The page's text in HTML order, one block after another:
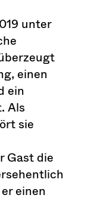
unter
einen
ein
Als
sie
Gast die
einen